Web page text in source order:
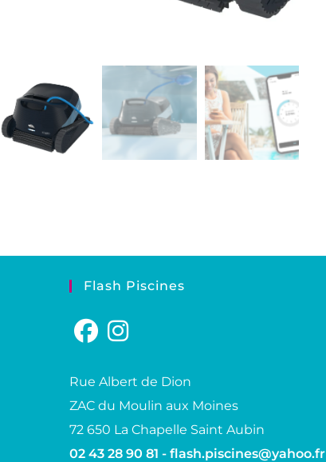
Flash Piscines
Rue Albert de Dion
ZAC du Moulin aux Moines
72 650 La Chapelle Saint Aubin
02 43 28 90 81 - flash.piscines@yahoo.fr